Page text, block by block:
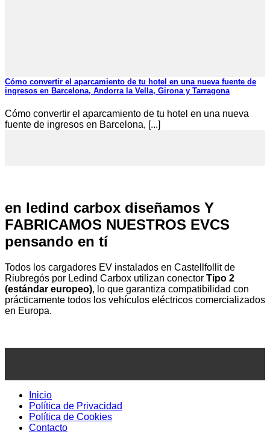
Cómo convertir el aparcamiento de tu hotel en una nueva fuente de
ingresos en Barcelona, Andorra la Vella, Girona y Tarragona
Cómo convertir el aparcamiento de tu hotel en una nueva
fuente de ingresos en Barcelona, [...]
en ledind carbox diseñamos Y
FABRICAMOS NUESTROS EVCS
pensando en tí
Todos los cargadores EV instalados en Castellfollit de
Riubregós por Ledind Carbox utilizan conector Tipo 2
(estándar europeo), lo que garantiza compatibilidad con
prácticamente todos los vehículos eléctricos comercializados
en Europa.
Inicio
Política de Privacidad
Política de Cookies
Contacto